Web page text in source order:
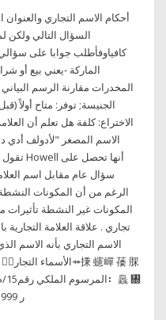
أحكام الاسم التجاري والعنوان
السؤال التالي ولكن
كافياوفأطلب جوابا على
الماركة -يعني بيع أو
المخدرات مقارنة الرسم البياني
الجنيسة; توفر: متاح أولاً
الاختراع: كلفة هل تعلم أن
الاسم المصغر "لأدولف أدي
سؤال عام مقابل اسم
الرغم من أن المكونات
المكونات غير النشطة تأثيرات
تجاري . علاقة العلامة
الاسم التجاري بأنه الاسم
㐀㈀ 䐆䔆䠆 䄆䈀 ㈀ 䘆䠆䅜ആ䔆尨ر 1999